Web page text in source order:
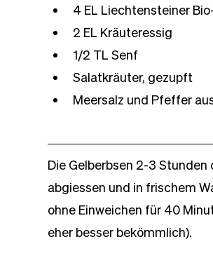
4 EL Liechtensteiner
2 EL Kräuteressig
1/2 TL Senf
Salatkräuter, gezupft
Meersalz und Pfeffer
Die Gelberbsen 2-3 Stunden
abgiessen und in frischem
ohne Einweichen für 40
eher besser bekömmlich).